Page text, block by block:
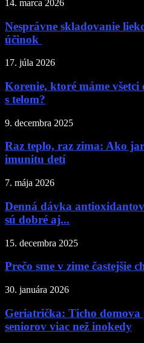
14. marca 2026
Nesprávne skladovanie
účinok
17. júla 2026
Korenie, ktoré máme
s telom?
9. decembra 2025
Raz teplo, raz zima: Ako
imunitu detí
7. mája 2026
Denná dávka
sú dobré aj...
15. decembra 2025
Prečo sme v zime častejšie
30. januára 2026
Geriatrička: Ticho domova
seniorov viac než inokedy